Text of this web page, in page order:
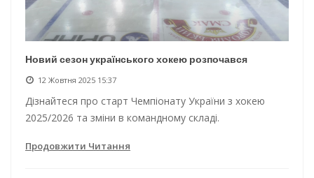
Новий сезон українського хокею розпочався
12 Жовтня 2025 15:37
Дізнайтеся про старт Чемпіонату України з хокею
2025/2026 та зміни в командному складі.
Продовжити Читання